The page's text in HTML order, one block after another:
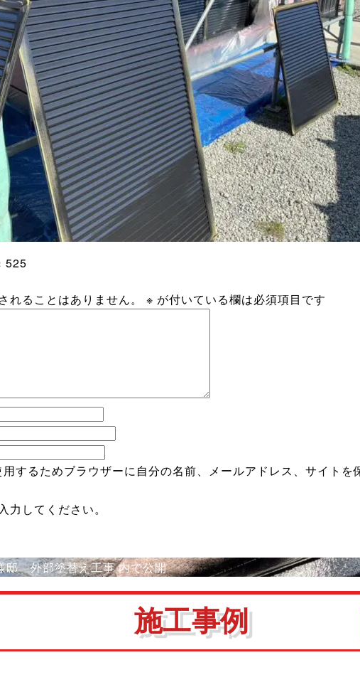
525
れることはありません。 ※ が付いている欄は必須項目です
するためブラウザーに自分の名前、メールアドレス、サイトを
力してください。
外部塗替え工事 内で公開
施工事例